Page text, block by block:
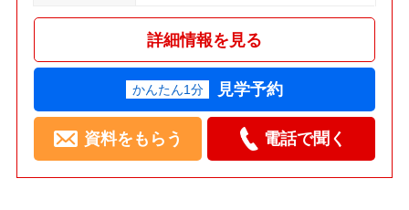
詳細情報を見る
かんたん1分 見学予約
資料をもらう 電話で聞く